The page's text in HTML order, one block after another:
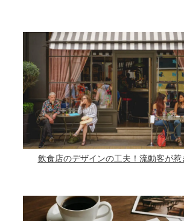
飲食店のデザインの工夫！流動客が惹